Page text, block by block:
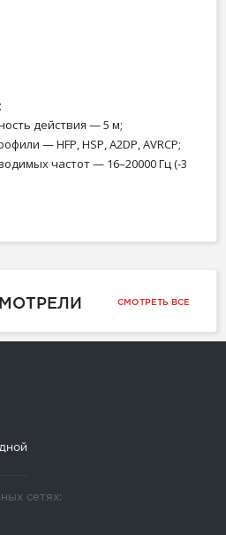
действия — 5 м;
— HFP, HSP, A2DP, AVRCP;
частот — 16–20000 Гц (-3
СМОТРЕТЬ ВСЕ
сетях: